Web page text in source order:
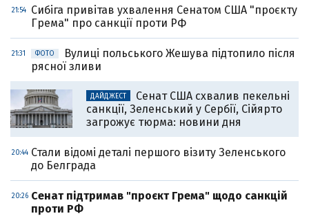
21:54
Cибіга привітав ухвалення Сенатом США "проєкту
Грема" про санкції проти РФ
21:31 ФОТО
Вулиці польського Жешува підтопило після
рясної зливи
ДАЙДЖЕСТ
Сенат США схвалив пекельні
санкції, Зеленський у Сербії, Сійярто
загрожує тюрма: новини дня
20:44 Стали відомі деталі першого візиту Зеленського
до Белграда
20:26 Cенат підтримав "проєкт Грема" щодо санкцій
проти РФ